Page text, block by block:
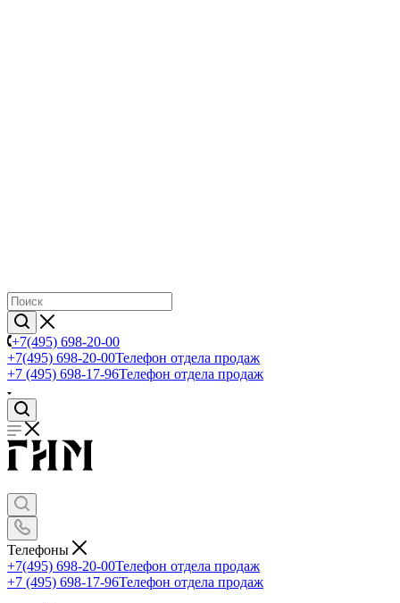
+7(495) 698-20-00
+7(495) 698-20-00Телефон отдела продаж
+7 (495) 698-17-96Телефон отдела продаж
Телефоны
+7(495) 698-20-00Телефон отдела продаж
+7 (495) 698-17-96Телефон отдела продаж